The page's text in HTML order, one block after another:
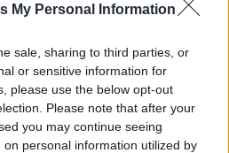
My Personal Information
sale, sharing to third parties, or
or sensitive information for
please use the below opt-out
Please note that after your
you may continue seeing
personal information utilized by